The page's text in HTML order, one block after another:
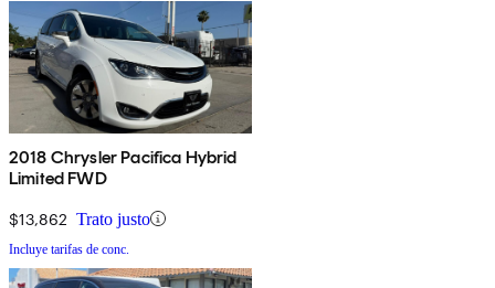
2018 Chrysler Pacifica Hybrid
Limited FWD
$13,862 Trato justo
Incluye tarifas de conc.